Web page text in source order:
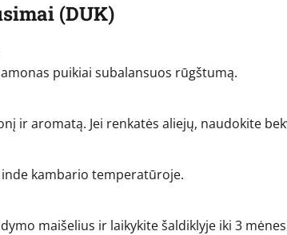
(DUK)
puikiai subalansuos rūgštumą.
ir aromatą. Jei renkatės aliejų, naudokite
kambario temperatūroje.
maišelius ir laikykite šaldiklyje iki 3